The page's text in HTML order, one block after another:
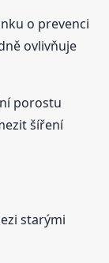
o prevenci
ovlivňuje
porostu
šíření
starými